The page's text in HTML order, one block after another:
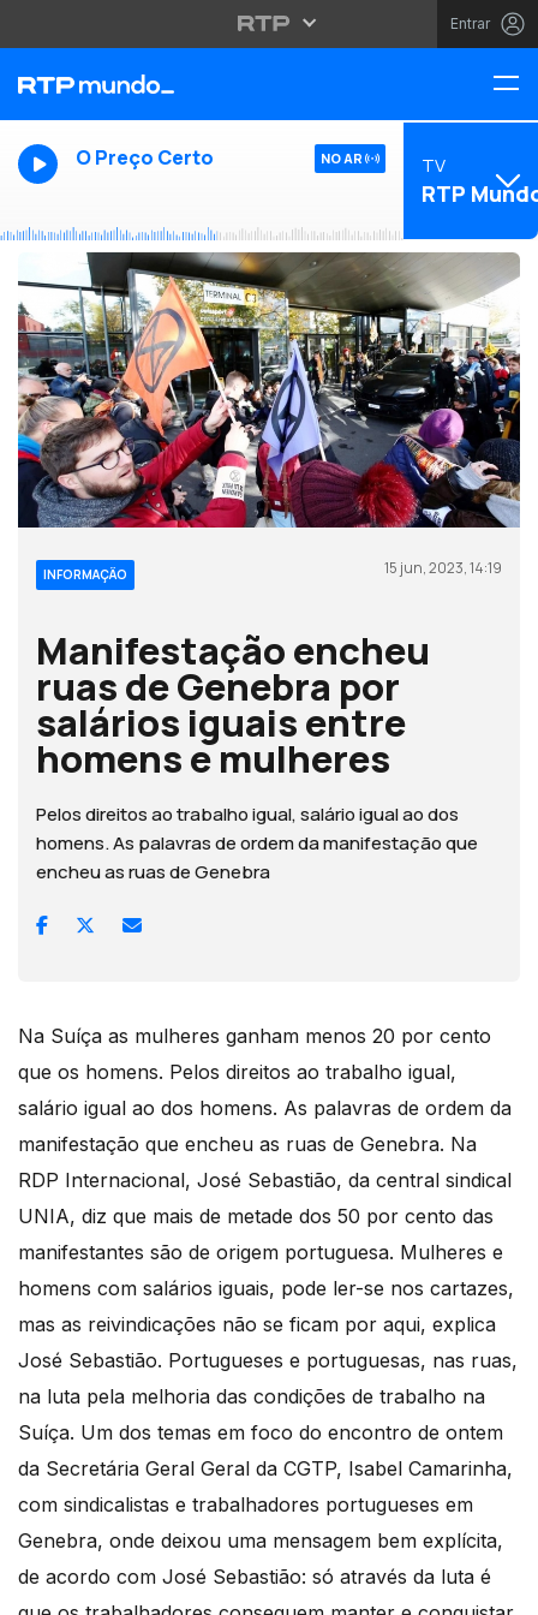
Entrar
O Preço Certo NO AR TV
RTP
INFORMAÇÃO 15 jun, 2023, 14:19
Manifestação encheu
ruas de Genebra por
salários iguais entre
homens e mulheres
Pelos direitos ao trabalho igual, salário igual ao dos
homens. As palavras de ordem da manifestação que
encheu as ruas de Genebra
Na Suíça as mulheres ganham menos 20 por cento
que os homens. Pelos direitos ao trabalho igual,
salário igual ao dos homens. As palavras de ordem da
manifestação que encheu as ruas de Genebra. Na
RDP Internacional, José Sebastião, da central sindical
UNIA, diz que mais de metade dos 50 por cento das
manifestantes são de origem portuguesa. Mulheres e
homens com salários iguais, pode ler-se nos cartazes,
mas as reivindicações não se ficam por aqui, explica
José Sebastião. Portugueses e portuguesas, nas ruas,
na luta pela melhoria das condições de trabalho na
Suíça. Um dos temas em foco do encontro de ontem
da Secretária Geral Geral da CGTP, Isabel Camarinha,
com sindicalistas e trabalhadores portugueses em
Genebra, onde deixou uma mensagem bem explícita,
de acordo com José Sebastião: só através da luta é